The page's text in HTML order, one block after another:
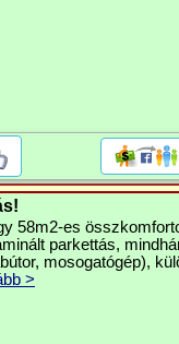
58m2-es
parkettás,
mosogatógép),
>